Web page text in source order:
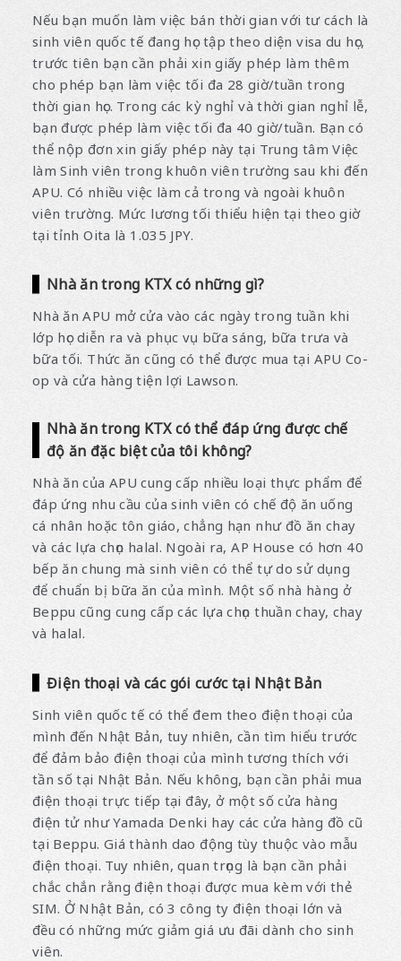
Nếu bạn muốn làm việc bán thời gian với tư cách là
sinh viên quốc tế đang học tập theo diện visa du học,
trước tiên bạn cần phải xin giấy phép làm thêm
cho phép bạn làm việc tối đa 28 giờ/tuần trong
thời gian học. Trong các kỳ nghỉ và thời gian nghỉ lễ,
bạn được phép làm việc tối đa 40 giờ/tuần. Bạn có
thể nộp đơn xin giấy phép này tại Trung tâm Việc
làm Sinh viên trong khuôn viên trường sau khi đến
APU. Có nhiều việc làm cả trong và ngoài khuôn
viên trường. Mức lương tối thiểu hiện tại theo giờ
tại tỉnh Oita là 1.035 JPY.
Nhà ăn trong KTX có những gì?
Nhà ăn APU mở cửa vào các ngày trong tuần khi
lớp học diễn ra và phục vụ bữa sáng, bữa trưa và
bữa tối. Thức ăn cũng có thể được mua tại APU Co-
op và cửa hàng tiện lợi Lawson.
Nhà ăn trong KTX có thể đáp ứng được chế
độ ăn đặc biệt của tôi không?
Nhà ăn của APU cung cấp nhiều loại thực phẩm để
đáp ứng nhu cầu của sinh viên có chế độ ăn uống
cá nhân hoặc tôn giáo, chẳng hạn như đồ ăn chay
và các lựa chọn halal. Ngoài ra, AP House có hơn 40
bếp ăn chung mà sinh viên có thể tự do sử dụng
để chuẩn bị bữa ăn của mình. Một số nhà hàng ở
Beppu cũng cung cấp các lựa chọn thuần chay, chay
và halal.
Điện thoại và các gói cước tại Nhật Bản
Sinh viên quốc tế có thể đem theo điện thoại của
mình đến Nhật Bản, tuy nhiên, cần tìm hiểu trước
để đảm bảo điện thoại của mình tương thích với
tần số tại Nhật Bản. Nếu không, bạn cần phải mua
điện thoại trực tiếp tại đây, ở một số cửa hàng
điện tử như Yamada Denki hay các cửa hàng đồ cũ
tại Beppu. Giá thành dao động tùy thuộc vào mẫu
điện thoại. Tuy nhiên, quan trọng là bạn cần phải
chắc chắn rằng điện thoại được mua kèm với thẻ
SIM. Ở Nhật Bản, có 3 công ty điện thoại lớn và
đều có những mức giảm giá ưu đãi dành cho sinh
viên.